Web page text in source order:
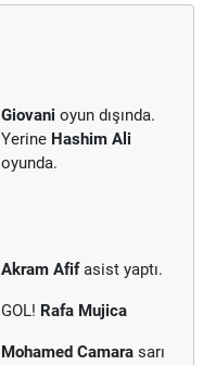
Giovani oyun dışında.
Yerine Hashim Ali
oyunda.
Akram Afifasist yaptı.
GOL! Rafa Mujica
Mohamed Camara sarı